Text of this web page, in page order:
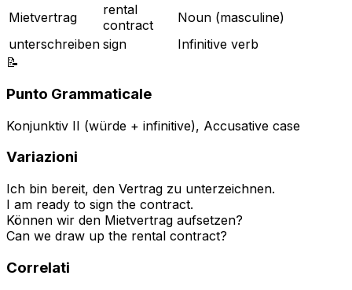
Mietvertrag
rental
contract
Noun (masculine)
unterschreiben sign
Infinitive verb
📝
Punto Grammaticale
Konjunktiv II (würde + infinitive), Accusative case
Variazioni
Ich bin bereit, den Vertrag zu unterzeichnen.
I am ready to sign the contract.
Können wir den Mietvertrag aufsetzen?
Can we draw up the rental contract?
Correlati